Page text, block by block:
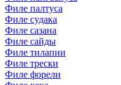
Филе палтуса
Филе судака
Филе сазана
Филе сайды
Филе тилапии
Филе трески
Филе форели